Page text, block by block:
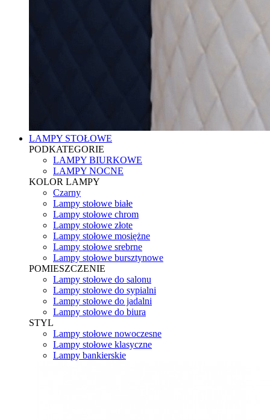
LAMPY STOŁOWE
PODKATEGORIE
LAMPY BIURKOWE
LAMPY NOCNE
KOLOR LAMPY
Czarny
Lampy stołowe białe
Lampy stołowe chrom
Lampy stołowe złote
Lampy stołowe mosiężne
Lampy stołowe srebrne
Lampy stołowe bursztynowe
POMIESZCZENIE
Lampy stołowe do salonu
Lampy stołowe do sypialni
Lampy stołowe do jadalni
Lampy stołowe do biura
STYL
Lampy stołowe nowoczesne
Lampy stołowe klasyczne
Lampy bankierskie